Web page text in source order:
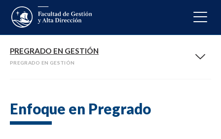
PREGRADO EN GESTIÓN
PREGRADO EN GESTIÓN
Enfoque en Pregrado